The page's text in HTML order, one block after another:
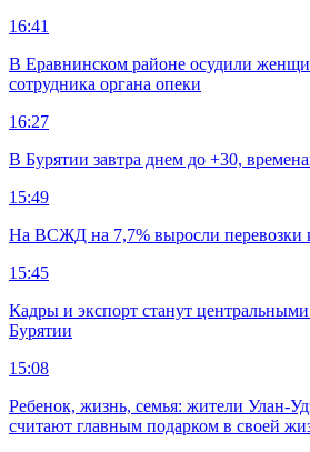
16:41
В Еравнинском районе осудили
сотрудника органа опеки
16:27
В Бурятии завтра днем до +30,
15:49
На ВСЖД на 7,7% выросли перевозки
15:45
Кадры и экспорт станут
Бурятии
15:08
Ребенок, жизнь, семья: жители Улан-
считают главным подарком в своей